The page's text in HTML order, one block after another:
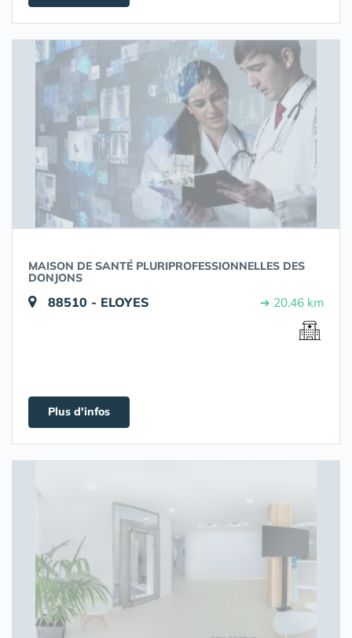
MAISON DE SANTÉ PLURIPROFESSIONNELLES DES
DONJONS
88510 - ELOYES ➔ 20.46 km
Plus d'infos